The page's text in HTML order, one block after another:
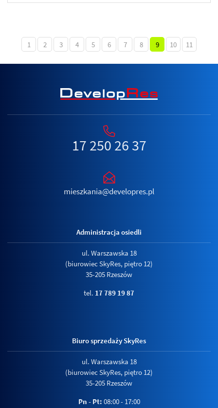
1 2 3 4 5 6 7 8 9 10 11
17 250 26 37
mieszkania@developres.pl
Administracja osiedli
ul. Warszawska 18
(biurowiec SkyRes, piętro 12)
35-205 Rzeszów
tel. 17 789 19 87
Biuro sprzedaży SkyRes
ul. Warszawska 18
(biurowiec SkyRes, piętro 12)
35-205 Rzeszów
Pn - Pt: 08:00 - 17:00